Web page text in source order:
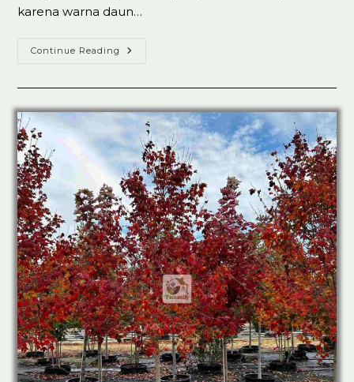
karena warna daun…
Continue Reading Jual
Maple
100%
Koleksi
Ready
Stok